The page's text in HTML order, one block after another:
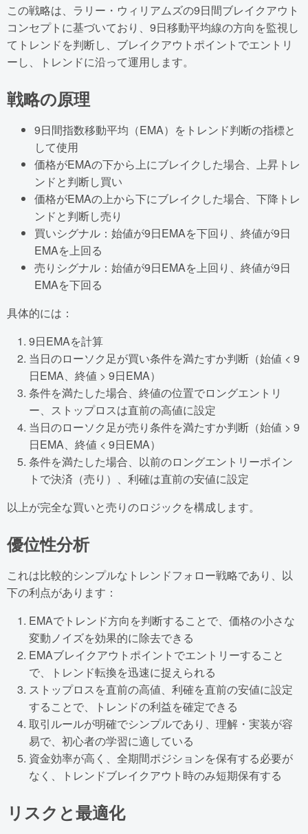
この戦略は、ラリー・ウィリアムズの9日間ブレイクアウト
コンセプトに基づいており、9日移動平均線の方向を監視し
てトレンドを判断し、ブレイクアウトポイントでエントリ
ーし、トレンドに沿って運用します。
戦略の原理
9日間指数移動平均（EMA）をトレンド判断の指標と
して使用
価格がEMAの下から上にブレイクした場合、上昇トレ
ンドと判断し買い
価格がEMAの上から下にブレイクした場合、下降トレ
ンドと判断し売り
買いシグナル：始値が9日EMAを下回り、終値が9日
EMAを上回る
売りシグナル：始値が9日EMAを上回り、終値が9日
EMAを下回る
具体的には：
9日EMAを計算
当日のローソク足が買い条件を満たすか判断（始値 < 9
日EMA、終値 > 9日EMA）
条件を満たした場合、終値の位置でロングエントリ
ー、ストップロスは直前の高値に設定
当日のローソク足が売り条件を満たすか判断（始値 > 9
日EMA、終値 < 9日EMA）
条件を満たした場合、以前のロングエントリーポイン
トで決済（売り）、利確は直前の安値に設定
以上が完全な買いと売りのロジックを構成します。
優位性分析
これは比較的シンプルなトレンドフォロー戦略であり、以
下の利点があります：
EMAでトレンド方向を判断することで、価格の小さな
変動ノイズを効果的に除去できる
EMAブレイクアウトポイントでエントリーすること
で、トレンド転換を迅速に捉えられる
ストップロスを直前の高値、利確を直前の安値に設定
することで、トレンドの利益を確定できる
取引ルールが明確でシンプルであり、理解・実装が容
易で、初心者の学習に適している
資金効率が高く、全期間ポジションを保有する必要が
なく、トレンドブレイクアウト時のみ短期保有する
リスクと最適化